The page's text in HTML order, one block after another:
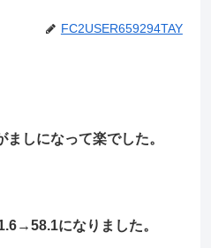
FC2USER659294TAY
ましになって楽でした。
になりました。